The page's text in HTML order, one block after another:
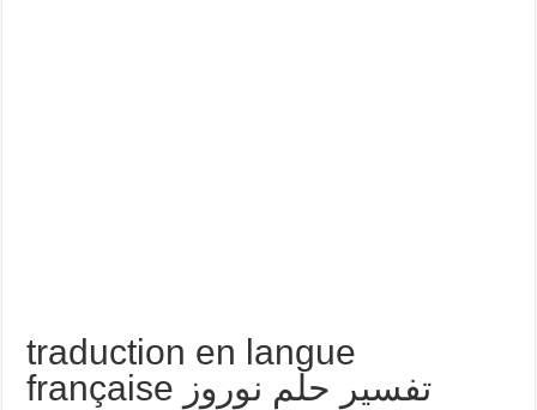
traduction en langue
française تفسير حلم نوروز